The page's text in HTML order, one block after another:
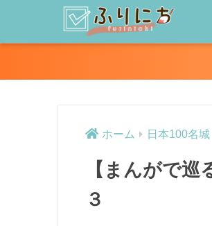
ホーム 日本100名城
【まんがで
３